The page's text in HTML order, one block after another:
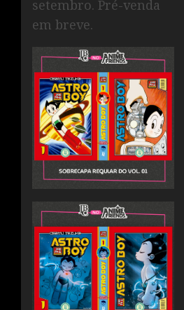
setembro. Pré-venda
em breve.